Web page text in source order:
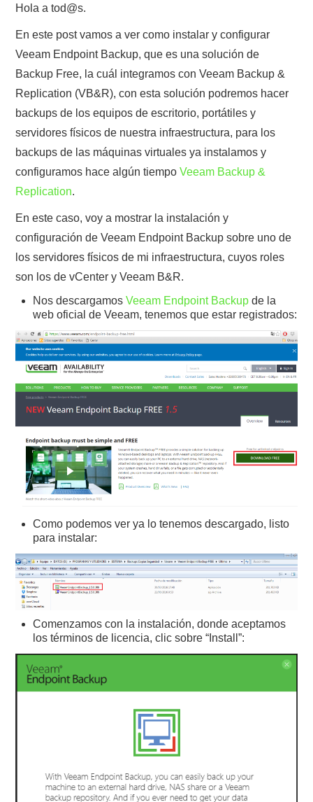
POLÍTICA DE PRIVACIDAD
Hola a tod@s.
En este post vamos a ver como instalar y configurar
Veeam Endpoint Backup, que es una solución de
Backup Free, la cuál integramos con Veeam Backup &
Replication (VB&R), con esta solución podremos hacer
backups de los equipos de escritorio, portátiles y
servidores físicos de nuestra infraestructura, para los
backups de las máquinas virtuales ya instalamos y
configuramos hace algún tiempoVeeam Backup &
Replication.
En este caso, voy a mostrar la instalación y
configuración de Veeam Endpoint Backup sobre uno de
los servidores físicos de mi infraestructura, cuyos roles
son los de vCenter y Veeam B&R.
Nos descargamosVeeam Endpoint Backup de la
web oficial de Veeam, tenemos que estar registrados:
Como podemos ver ya lo tenemos descargado, listo
para instalar:
Comenzamos con la instalación, donde aceptamos
los términos de licencia, clic sobre “Install”: